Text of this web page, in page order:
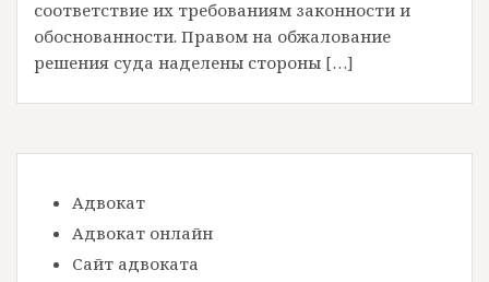
соответствие их требованиям законности и
обоснованности. Правом на обжалование
решения суда наделены стороны […]
Адвокат
Адвокат онлайн
Сайт адвоката